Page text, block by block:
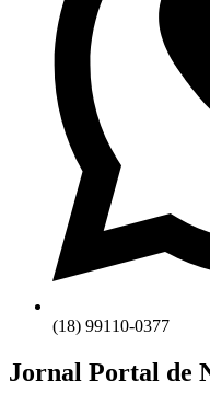
(18) 99110-0377
Jornal Portal de